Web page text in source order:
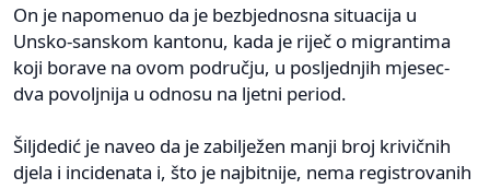
On je napomenuo da je bezbjednosna situacija u
Unsko-sanskom kantonu, kada je riječ o migrantima
koji borave na ovom području, u posljednjih mjesec-
dva povoljnija u odnosu na ljetni period.
Šiljdedić je naveo da je zabilježen manji broj krivičnih
djela i incidenata i, što je najbitnije, nema registrovanih